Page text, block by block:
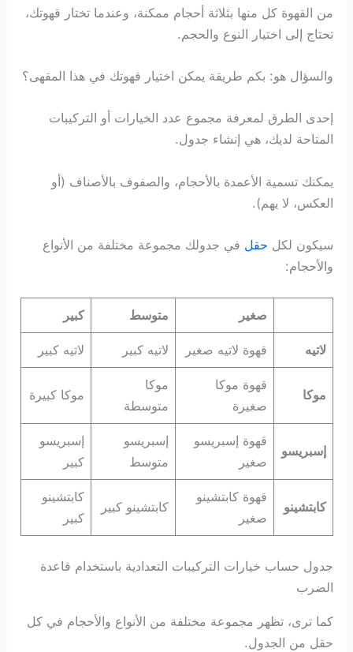
من القهوة كل منها بثلاثة أحجام ممكنة، وعندما تختار قهوتك،
تحتاج إلى اختيار النوع والحجم.
والسؤال هو: بكم طريقة يمكن اختيار قهوتك في هذا المقهى؟
إحدى الطرق لمعرفة مجموع عدد الخيارات أو التركيبات
المتاحة لديك، هي إنشاء جدول.
يمكنك تسمية الأعمدة بالأحجام، والصفوف بالأصناف (أو
العكس، لا يهم).
سيكون لكل حقل في جدولك مجموعة مختلفة من الأنواع
والأحجام:
صغير متوسط كبير
لاتيه قهوة لاتيه صغير لاتيه كبير لاتيه كبير
موكا
قهوة موكا
صغيرة
موكا
متوسطة
موكا كبيرة
إسبريسو
قهوة إسبريسو
صغير
إسبريسو
متوسط
​​إسبريسو
كبير
كابتشينو
قهوة كابتشينو
صغير
كابتشينو كبير
كابتشينو
كبير
جدول حساب خيارات التركيبات التعدادية باستخدام قاعدة
الضرب
كما ترى، تظهر مجموعة مختلفة من الأنواع والأحجام في كل
حقل من الجدول.